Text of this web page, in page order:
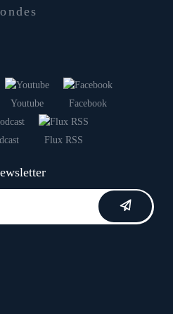
Youtube Facebook
Flux RSS